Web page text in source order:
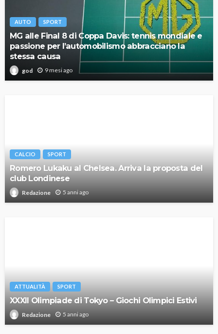
AUTO SPORT
MG alle Final 8 di Coppa Davis: tennis mondiale e
passione per l’automobilismo abbracciano la
stessa causa
god 9 mesi ago
CALCIO SPORT
Romero Lukaku al Chelsea. Arriva la proposta del
club Londinese
Redazione 5 anni ago
ATTUALITÀ SPORT
XXXII Olimpiade di Tokyo – Giochi Olimpici Estivi
Redazione 5 anni ago